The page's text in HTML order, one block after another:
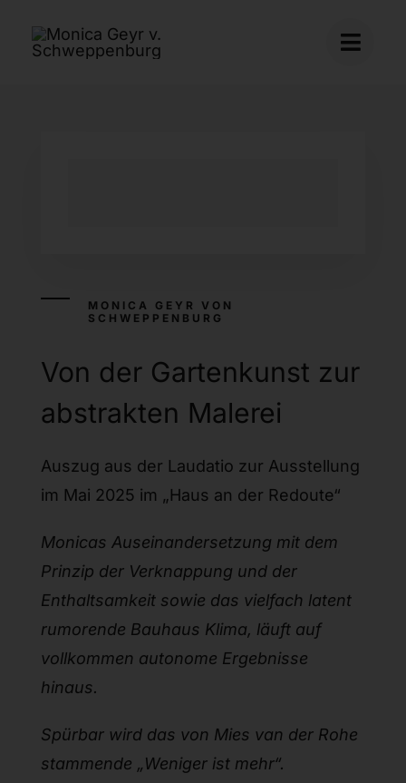
MONICA GEYR VON
SCHWEPPENBURG
Von der Gartenkunst zur
abstrakten Malerei
Auszug aus der Laudatio zur Ausstellung
im Mai 2025 im „Haus an der Redoute“
Monicas Auseinandersetzung mit dem
Prinzip der Verknappung und der
Enthaltsamkeit sowie das vielfach latent
rumorende Bauhaus Klima, läuft auf
vollkommen autonome Ergebnisse
hinaus.
Spürbar wird das von Mies van der Rohe
stammende „Weniger ist mehr“.